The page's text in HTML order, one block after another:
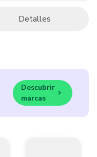
Detalles
Descubrir
marcas